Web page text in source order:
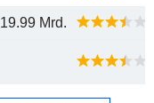
19.99 Mrd.